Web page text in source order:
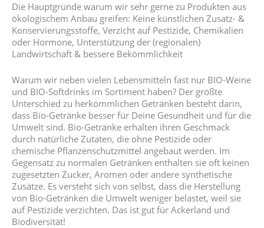
Die Hauptgründe warum wir sehr gerne zu Produkten aus
ökologischem Anbau greifen: Keine künstlichen Zusatz- &
Konservierungsstoffe, Verzicht auf Pestizide, Chemikalien
oder Hormone, Unterstützung der (regionalen)
Landwirtschaft & bessere Bekömmlichkeit
Warum wir neben vielen Lebensmitteln fast nur BIO-Weine
und BIO-Softdrinks im Sortiment haben? Der größte
Unterschied zu herkömmlichen Getränken besteht darin,
dass Bio-Getränke besser für Deine Gesundheit und für die
Umwelt sind. Bio-Getränke erhalten ihren Geschmack
durch natürliche Zutaten, die ohne Pestizide oder
chemische Pflanzenschutzmittel angebaut werden. Im
Gegensatz zu normalen Getränken enthalten sie oft keinen
zugesetzten Zucker, Aromen oder andere synthetische
Zusätze. Es versteht sich von selbst, dass die Herstellung
von Bio-Getränken die Umwelt weniger belastet, weil sie
auf Pestizide verzichten. Das ist gut für Ackerland und
Biodiversität!